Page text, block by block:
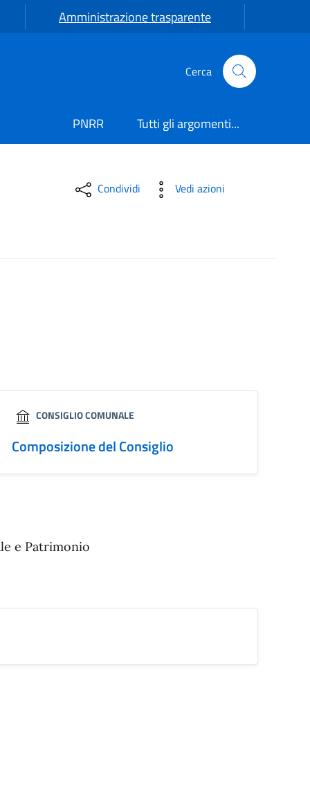
Amministrazione trasparente
Cerca
PNRR Tutti gli argomenti...
Condividi Vedi azioni
CONSIGLIO COMUNALE
Composizione del Consiglio
e Patrimonio